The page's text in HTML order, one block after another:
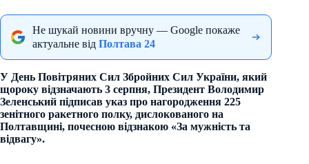
Не шукай новини вручну — Google покаже
актуальне від Полтава 24
У День Повітряних Сил Збройних Сил України, який
щороку відзначають 3 серпня, Президент Володимир
Зеленський підписав указ про нагородження 225
зенітного ракетного полку, дислокованого на
Полтавщині, почесною відзнакою «За мужність та
відвагу».